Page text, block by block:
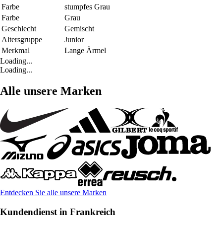
Farbe
stumpfes Grau
Farbe
Grau
Geschlecht
Gemischt
Altersgruppe
Junior
Merkmal
Lange Ärmel
Loading...
Loading...
Alle unsere Marken
Entdecken Sie alle unsere Marken
Kundendienst in Frankreich